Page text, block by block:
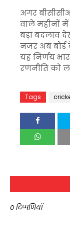
अगर
वाले महीनों
बड़ा बदलाव
नजर अब
यह निर्णय
रणनीति को
Tags
0 टिप्पणियाँ